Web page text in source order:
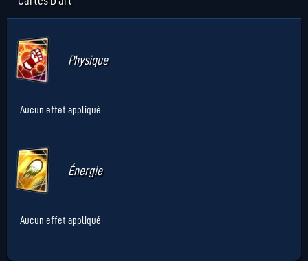
Physique
Aucun effet appliqué
Énergie
Aucun effet appliqué